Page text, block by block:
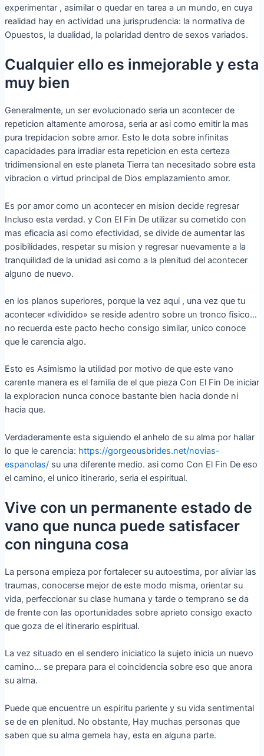
experimentar , asimilar o quedar en tarea a un mundo, en cuya
realidad hay en actividad una jurisprudencia: la normativa de
Opuestos, la dualidad, la polaridad dentro de sexos variados.
Cualquier ello es inmejorable y esta
muy bien
Generalmente, un ser evolucionado seri­a un acontecer de
repeticion altamente amorosa, seri­a ar asi­ como emitir la mas
pura trepidacion sobre amor. Esto le dota sobre infinitas
capacidades para irradiar esta repeticion en esta certeza
tridimensional en este planeta Tierra tan necesitado sobre esta
vibracion o virtud principal de Dios emplazamiento amor.
Es por amor como un acontecer en mision decide regresar
Incluso esta verdad. y Con El Fin De utilizar su cometido con
mas eficacia asi­ como efectividad, se divide de aumentar las
posibilidades, respetar su mision y regresar nuevamente a la
tranquilidad de la unidad asi­ como a la plenitud del acontecer
alguno de nuevo.
en los planos superiores, porque la vez aqui , una vez que tu
acontecer «dividido» se reside adentro sobre un tronco fisico…
no recuerda este pacto hecho consigo similar, unico conoce
que le carencia algo.
Esto es Asimismo la utilidad por motivo de que este vano
carente manera es el familia de el que pieza Con El Fin De iniciar
la exploracion nunca conoce bastante bien hacia donde ni
hacia que.
Verdaderamente esta siguiendo el anhelo de su alma por hallar
lo que le carencia: https://gorgeousbrides.net/novias-
espanolas/su una diferente medio. asi­ como Con El Fin De eso
el camino, el unico itinerario, seri­a el espiritual.
Vive con un permanente estado de
vano que nunca puede satisfacer
con ninguna cosa
La persona empieza por fortalecer su autoestima, por aliviar las
traumas, conocerse mejor de este modo misma, orientar su
vida, perfeccionar su clase humana y tarde o temprano se da
de frente con las oportunidades sobre aprieto consigo exacto
que goza de el itinerario espiritual.
La vez situado en el sendero iniciatico la sujeto inicia un nuevo
camino… se prepara para el coincidencia sobre eso que anora
su alma.
Puede que encuentre un espiritu pariente y su vida sentimental
se de en plenitud. No obstante, Hay muchas personas que
saben que su alma gemela hay, esta en alguna parte.